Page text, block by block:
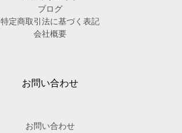
ブログ
特定商取引法に基づく表記
会社概要
お問い合わせ
お問い合わせ